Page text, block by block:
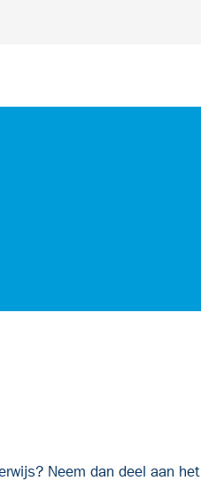
Neem dan deel aan het